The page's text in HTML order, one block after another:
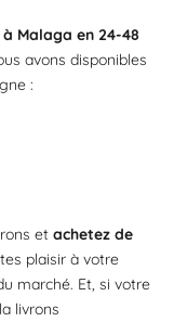
Malaga en 24-48
avons disponibles
:
et achetez de
plaisir à votre
marché. Et, si votre
livrons